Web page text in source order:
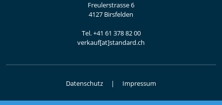
Freulerstrasse 6
4127 Birsfelden
Tel.+41 61 378 82 00
verkauf[at]standard.ch
Datenschutz Impressum